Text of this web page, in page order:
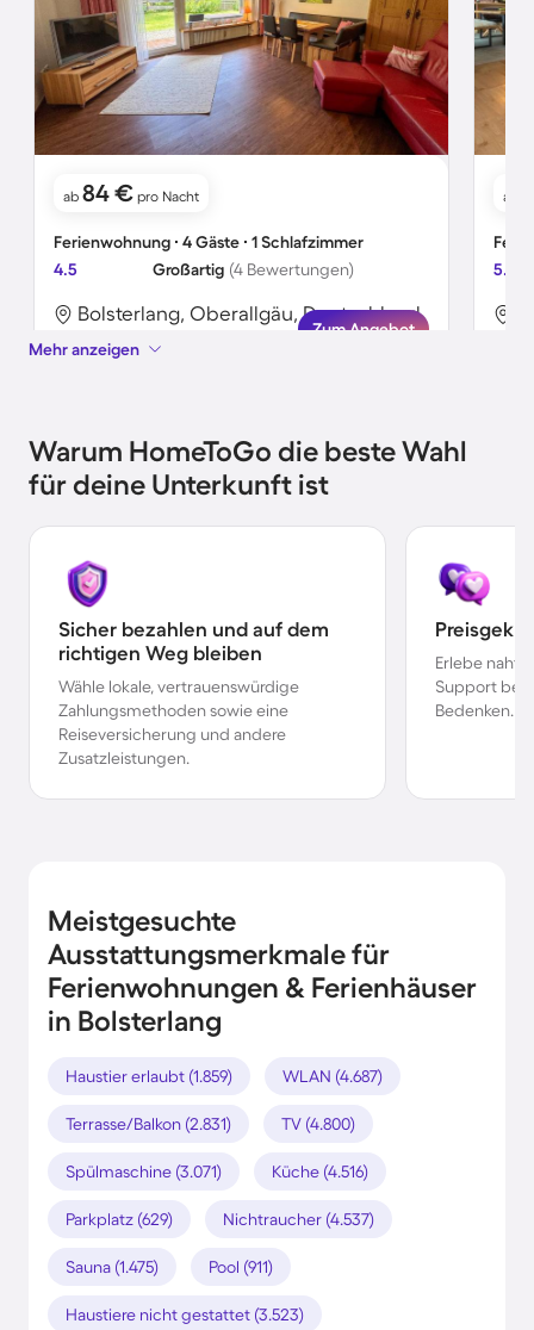
ab 84 € pro Nacht
Ferienwohnung ∙ 4 Gäste ∙ 1 Schlafzimmer
4.5
Großartig (4 Bewertungen)
Bolsterlang, Oberallgäu, Deutschland
Zum Angebot
ab
5.0
Mehr anzeigen
Warum HomeToGo die beste Wahl
für deine Unterkunft ist
Sicher bezahlen und auf dem
richtigen Weg bleiben
Wähle lokale, vertrauenswürdige
Zahlungsmethoden sowie eine
Reiseversicherung und andere
Zusatzleistungen.
Erlebe
Support bei
Bedenken.
Meistgesuchte
Ausstattungsmerkmale für
Ferienwohnungen & Ferienhäuser
in Bolsterlang
Haustier erlaubt (1.859) WLAN (4.687)
Terrasse/Balkon (2.831) TV (4.800)
Spülmaschine (3.071) Küche (4.516)
Parkplatz (629) Nichtraucher (4.537)
Sauna (1.475) Pool (911)
Haustiere nicht gestattet (3.523)